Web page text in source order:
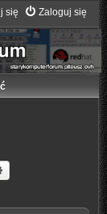
Zaloguj się
się
Wyszukiwanie